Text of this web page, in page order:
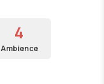
4
Ambience